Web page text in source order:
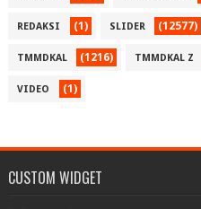
REDAKSI (1) SLIDER (12577)
TMMDKAL (1216) TMMDKAL Z
VIDEO (1)
CUSTOM WIDGET